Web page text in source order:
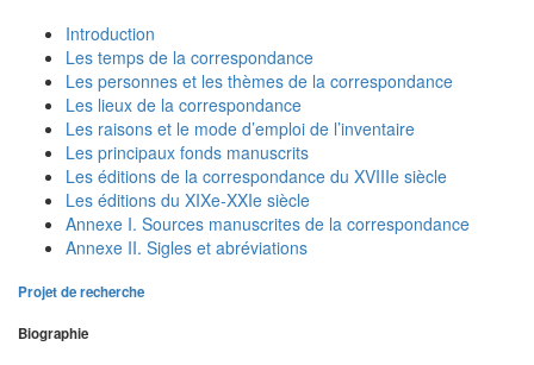
Introduction
Les temps de la correspondance
Les personnes et les thèmes de la correspondance
Les lieux de la correspondance
Les raisons et le mode d’emploi de l’inventaire
Les principaux fonds manuscrits
Les éditions de la correspondance du XVIIIe siècle
Les éditions du XIXe-XXIe siècle
Annexe I. Sources manuscrites de la correspondance
Annexe II. Sigles et abréviations
Projet de recherche
Biographie